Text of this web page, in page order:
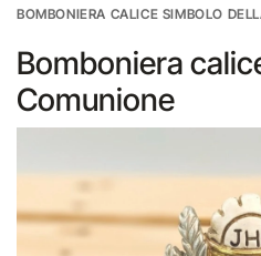
BOMBONIERA CALICE SIMBOLO
Bomboniera
Comunione